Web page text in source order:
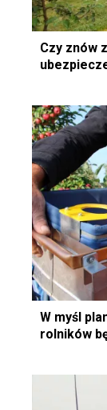
Czy znów
W myśl
rolników